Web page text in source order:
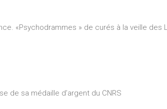
«Psychodrammes » de curés à la veille des
de sa médaille d’argent du CNRS